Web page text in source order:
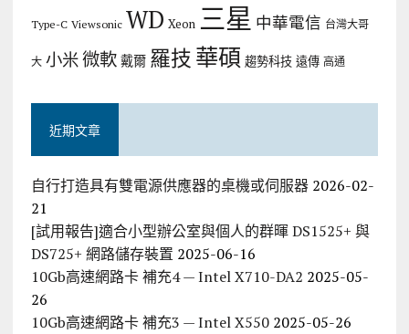
Type-C Viewsonic WD Xeon 三星 中華電信 台灣大哥
大 小米微軟 戴爾 羅技華碩 趨勢科技 遠傳 高通
近期文章
自行打造具有雙電源供應器的桌機或伺服器 2026-02-
21
[試用報告]適合小型辦公室與個人的群暉 DS1525+ 與
DS725+ 網路儲存裝置 2025-06-16
10Gb高速網路卡 補充4 — Intel X710-DA2 2025-05-
26
10Gb高速網路卡 補充3 — Intel X550 2025-05-26